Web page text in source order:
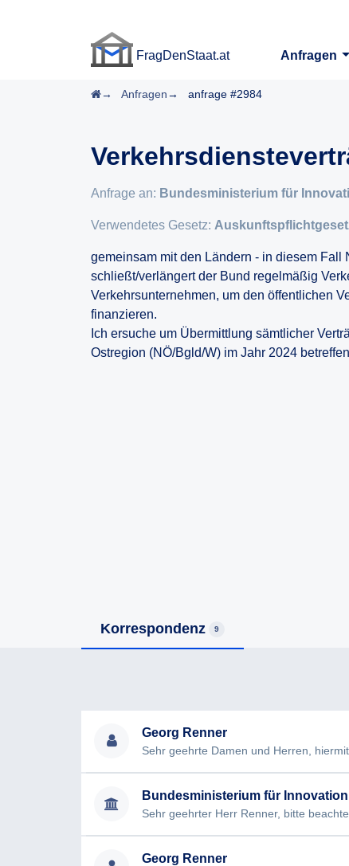
FragDenStaat.at
Anfragen
Startseite
Anfragen anfrage #2984
Anfrage an: Bundesministerium für
Verwendetes Gesetz:
gemeinsam mit den Ländern - in diesem
schließt/verlängert der Bund regelmäßig
Verkehrsunternehmen, um den öffentlichen
finanzieren.
Ich ersuche um Übermittlung sämtlicher
Ostregion (NÖ/Bgld/W) im Jahr 2024
Korrespondenz 9
Georg Renner
Bundesministerium für
Georg Renner